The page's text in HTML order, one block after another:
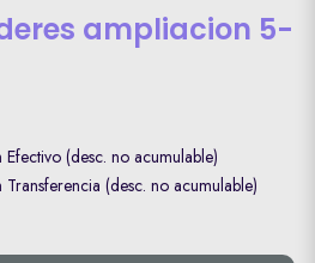
ampliacion 5-
(desc. no acumulable)
(desc. no acumulable)